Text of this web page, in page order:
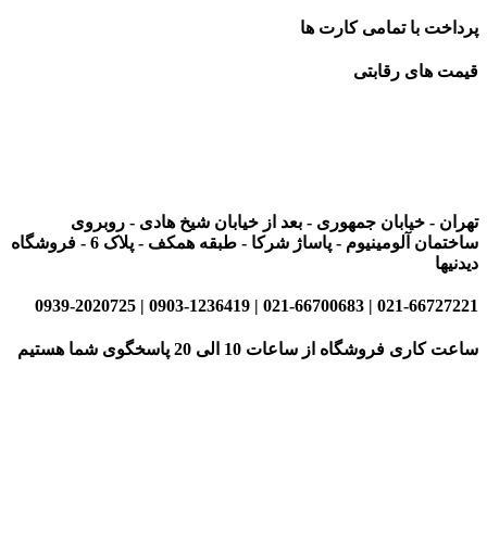
پرداخت با تمامی کارت ها
قیمت های رقابتی
تهران - خیابان جمهوری - بعد از خیابان شیخ هادی - روبروی
ساختمان آلومینیوم - پاساژ شرکا - طبقه همکف - پلاک 6 - فروشگاه
دیدنیها
021-66727221 | 021-66700683 | 0903-1236419 | 0939-2020725
ساعت کاری فروشگاه از ساعات 10 الی 20 پاسخگوی شما هستیم